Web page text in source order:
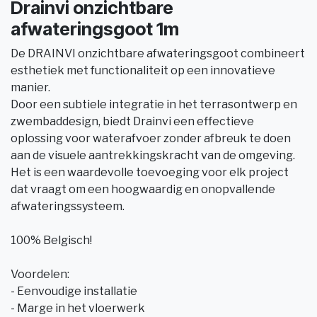
Drainvi onzichtbare
afwateringsgoot 1m
De DRAINVI onzichtbare afwateringsgoot combineert
esthetiek met functionaliteit op een innovatieve
manier.
Door een subtiele integratie in het terrasontwerp en
zwembaddesign, biedt Drainvi een effectieve
oplossing voor waterafvoer zonder afbreuk te doen
aan de visuele aantrekkingskracht van de omgeving.
Het is een waardevolle toevoeging voor elk project
dat vraagt om een hoogwaardig en onopvallende
afwateringssysteem.
100% Belgisch!
Voordelen:
- Eenvoudige installatie
- Marge in het vloerwerk